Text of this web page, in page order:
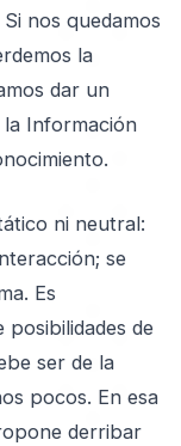
nos quedamos
la
dar un
la Información
ni neutral:
se
Es
de
ser de la
pocos. En esa
derribar